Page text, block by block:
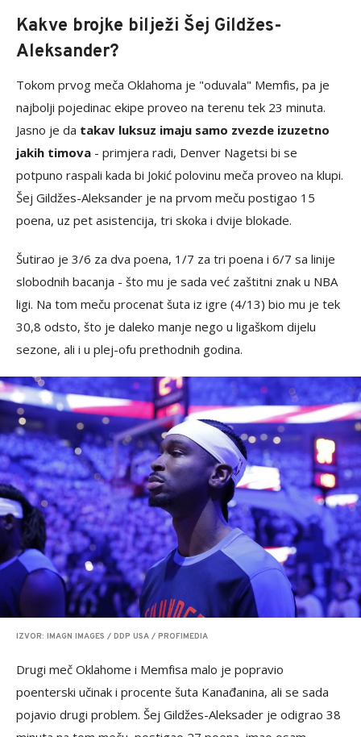
Kakve brojke bilježi Šej Gildžes-
Aleksander?
Tokom prvog meča Oklahoma je "oduvala" Memfis, pa je
najbolji pojedinac ekipe proveo na terenu tek 23 minuta.
Jasno je da takav luksuz imaju samo zvezde izuzetno
jakih timova - primjera radi, Denver Nagetsi bi se
potpuno raspali kada bi Jokić polovinu meča proveo na klupi.
Šej Gildžes-Aleksander je na prvom meču postigao 15
poena, uz pet asistencija, tri skoka i dvije blokade.
Šutirao je 3/6 za dva poena, 1/7 za tri poena i 6/7 sa linije
slobodnih bacanja - što mu je sada već zaštitni znak u NBA
ligi. Na tom meču procenat šuta iz igre (4/13) bio mu je tek
30,8 odsto, što je daleko manje nego u ligaškom dijelu
sezone, ali i u plej-ofu prethodnih godina.
IZVOR: IMAGN IMAGES / DDP USA / PROFIMEDIA
Drugi meč Oklahome i Memfisa malo je popravio
poenterski učinak i procente šuta Kanađanina, ali se sada
pojavio drugi problem. Šej Gildžes-Aleksader je odigrao 38